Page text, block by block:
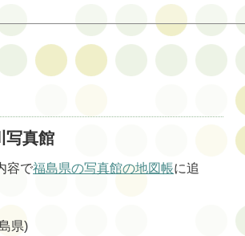
写真館
容で福島県の写真館の地図帳に追
県)